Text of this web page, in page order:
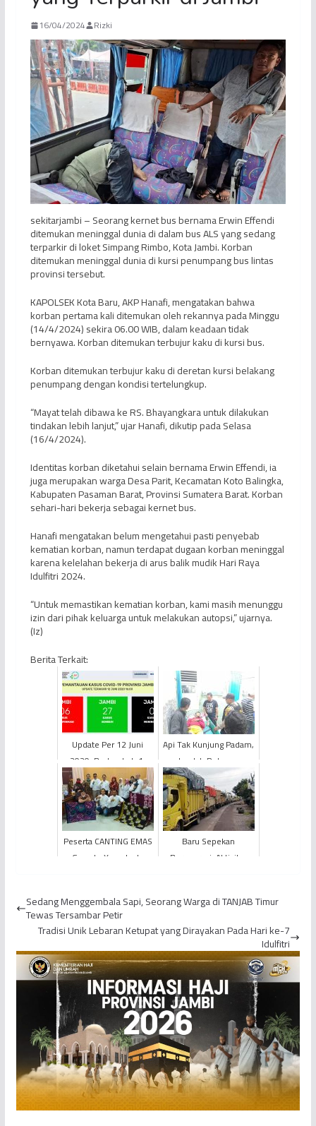
16/04/2024 Rizki
sekitarjambi – Seorang kernet bus bernama Erwin Effendi
ditemukan meninggal dunia di dalam bus ALS yang sedang
terparkir di loket Simpang Rimbo, Kota Jambi. Korban
ditemukan meninggal dunia di kursi penumpang bus lintas
provinsi tersebut.
KAPOLSEK Kota Baru, AKP Hanafi, mengatakan bahwa
korban pertama kali ditemukan oleh rekannya pada Minggu
(14/4/2024) sekira 06.00 WIB, dalam keadaan tidak
bernyawa. Korban ditemukan terbujur kaku di kursi bus.
Korban ditemukan terbujur kaku di deretan kursi belakang
penumpang dengan kondisi tertelungkup.
“Mayat telah dibawa ke RS. Bhayangkara untuk dilakukan
tindakan lebih lanjut,” ujar Hanafi, dikutip pada Selasa
(16/4/2024).
Identitas korban diketahui selain bernama Erwin Effendi, ia
juga merupakan warga Desa Parit, Kecamatan Koto Balingka,
Kabupaten Pasaman Barat, Provinsi Sumatera Barat. Korban
sehari-hari bekerja sebagai kernet bus.
Hanafi mengatakan belum mengetahui pasti penyebab
kematian korban, namun terdapat dugaan korban meninggal
karena kelelahan bekerja di arus balik mudik Hari Raya
Idulfitri 2024.
“Untuk memastikan kematian korban, kami masih menunggu
izin dari pihak keluarga untuk melakukan autopsi,” ujarnya.
(Iz)
Berita Terkait:
Update Per 12 Juni
2020: Bertambah 1,
Total Positif Covid-19
Jambi Jadi 106 Kasus
Api Tak Kunjung Padam,
Jumlah Relawan
Pemadam Api yang
Mengalami Sesak Nafas
Bertamba...
Peserta CANTING EMAS
Goes to Yogyakarta
Baru Sepekan
Beroperasi, Aktivitas
Dihentikan
Sedang Menggembala Sapi, Seorang Warga di TANJAB Timur
Tewas Tersambar Petir
Tradisi Unik Lebaran Ketupat yang Dirayakan Pada Hari ke-7
Idulfitri